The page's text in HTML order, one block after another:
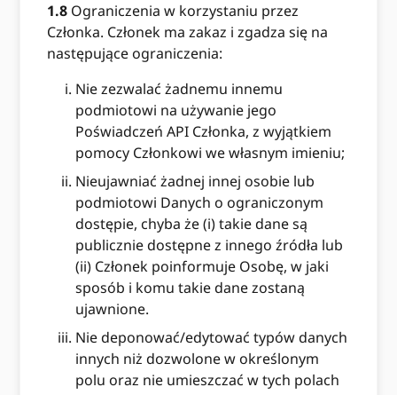
1.8 Ograniczenia w korzystaniu przez
Członka. Członek ma zakaz i zgadza się na
następujące ograniczenia:
Nie zezwalać żadnemu innemu
podmiotowi na używanie jego
Poświadczeń API Członka, z wyjątkiem
pomocy Członkowi we własnym imieniu;
Nieujawniać żadnej innej osobie lub
podmiotowi Danych o ograniczonym
dostępie, chyba że (i) takie dane są
publicznie dostępne z innego źródła lub
(ii) Członek poinformuje Osobę, w jaki
sposób i komu takie dane zostaną
ujawnione.
Nie deponować/edytować typów danych
innych niż dozwolone w określonym
polu oraz nie umieszczać w tych polach